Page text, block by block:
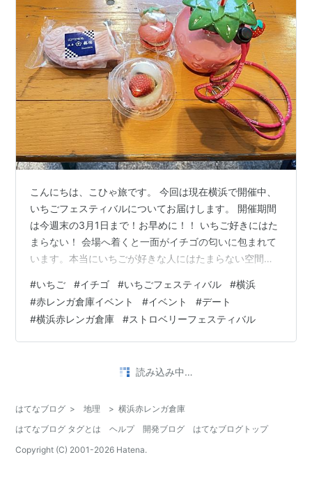
こんにちは、こひゃ旅です。 今回は現在横浜で開催中、
いちごフェスティバルについてお届けします。 開催期間
は今週末の3月1日まで！お早めに！！ いちご好きにはた
まらない！ 会場へ着くと一面がイチゴの匂いに包まれて
います。本当にいちごが好きな人にはたまらない空間で
売、いちごみるくなど様々ないちごがあります！ 横浜い
ちごフェスティバル 上の写真に写っているのは、いちご
大福（写真下）、いちごマカロン（写真上）、いちごミ
ルク（写真右）、いちご鯛焼き（写真左）です。 また、
テントで覆われており、雨天でも安…
#いちご #イチゴ #いちごフェスティバル #横浜
#赤レンガ倉庫イベント #イベント #デート
#横浜赤レンガ倉庫 #ストロベリーフェスティバル
読み込み中…
はてなブログ > 地理 > 横浜赤レンガ倉庫
はてなブログ タグとは
ヘルプ 開発ブログ
はてなブログトップ
Copyright (C) 2001-2026 Hatena.